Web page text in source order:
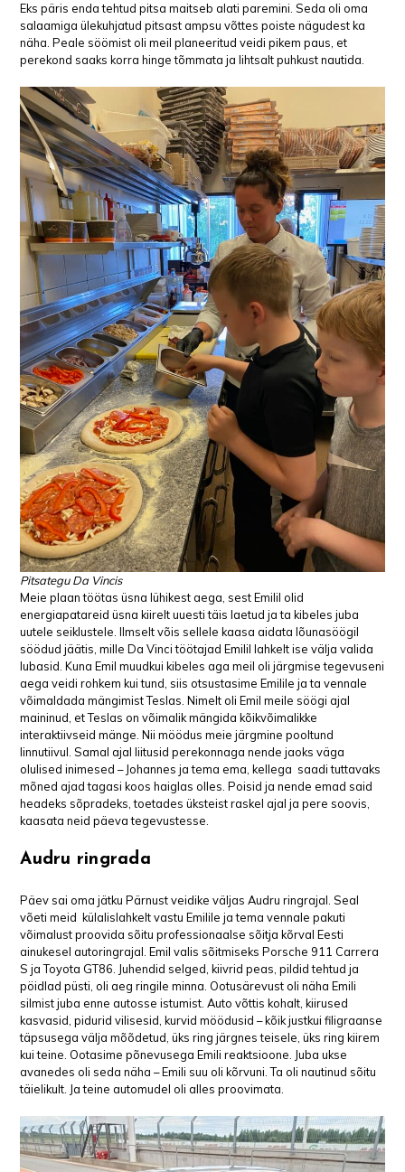
Eks päris enda tehtud pitsa maitseb alati paremini. Seda oli oma
salaamiga ülekuhjatud pitsast ampsu võttes poiste nägudest ka
näha. Peale söömist oli meil planeeritud veidi pikem paus, et
perekond saaks korra hinge tõmmata ja lihtsalt puhkust nautida.
Pitsategu Da Vincis
Meie plaan töötas üsna lühikest aega, sest Emilil olid
energiapatareid üsna kiirelt uuesti täis laetud ja ta kibeles juba
uutele seiklustele. Ilmselt võis sellele kaasa aidata lõunasöögil
söödud jäätis, mille Da Vinci töötajad Emilil lahkelt ise välja valida
lubasid. Kuna Emil muudkui kibeles aga meil oli järgmise tegevuseni
aega veidi rohkem kui tund, siis otsustasime Emilile ja ta vennale
võimaldada mängimist Teslas. Nimelt oli Emil meile söögi ajal
maininud, et Teslas on võimalik mängida kõikvõimalikke
interaktiivseid mänge. Nii möödus meie järgmine pooltund
linnutiivul. Samal ajal liitusid perekonnaga nende jaoks väga
olulised inimesed – Johannes ja tema ema, kellega saadi tuttavaks
mõned ajad tagasi koos haiglas olles. Poisid ja nende emad said
headeks sõpradeks, toetades üksteist raskel ajal ja pere soovis,
kaasata neid päeva tegevustesse.
Audru ringrada
Päev sai oma jätku Pärnust veidike väljas Audru ringrajal. Seal
võeti meid külalislahkelt vastu Emilile ja tema vennale pakuti
võimalust proovida sõitu professionaalse sõitja kõrval Eesti
ainukesel autoringrajal. Emil valis sõitmiseks Porsche 911 Carrera
S ja Toyota GT86. Juhendid selged, kiivrid peas, pildid tehtud ja
pöidlad püsti, oli aeg ringile minna. Ootusärevust oli näha Emili
silmist juba enne autosse istumist. Auto võttis kohalt, kiirused
kasvasid, pidurid vilisesid, kurvid möödusid – kõik justkui filigraanse
täpsusega välja mõõdetud, üks ring järgnes teisele, üks ring kiirem
kui teine. Ootasime põnevusega Emili reaktsioone. Juba ukse
avanedes oli seda näha – Emili suu oli kõrvuni. Ta oli nautinud sõitu
täielikult. Ja teine automudel oli alles proovimata.